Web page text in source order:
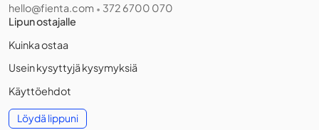
hello@fienta.com • 372 6700 070
Lipun ostajalle
Kuinka ostaa
Usein kysyttyjä kysymyksiä
Käyttöehdot
Löydä lippuni